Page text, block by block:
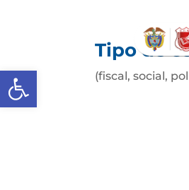
Abrir barra de herramientas
Tipo de
(fiscal, social,